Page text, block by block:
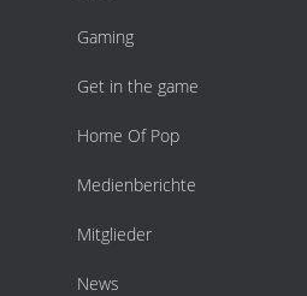
Gaming
Get in the game
Home Of Pop
Medienberichte
Mitglieder
News